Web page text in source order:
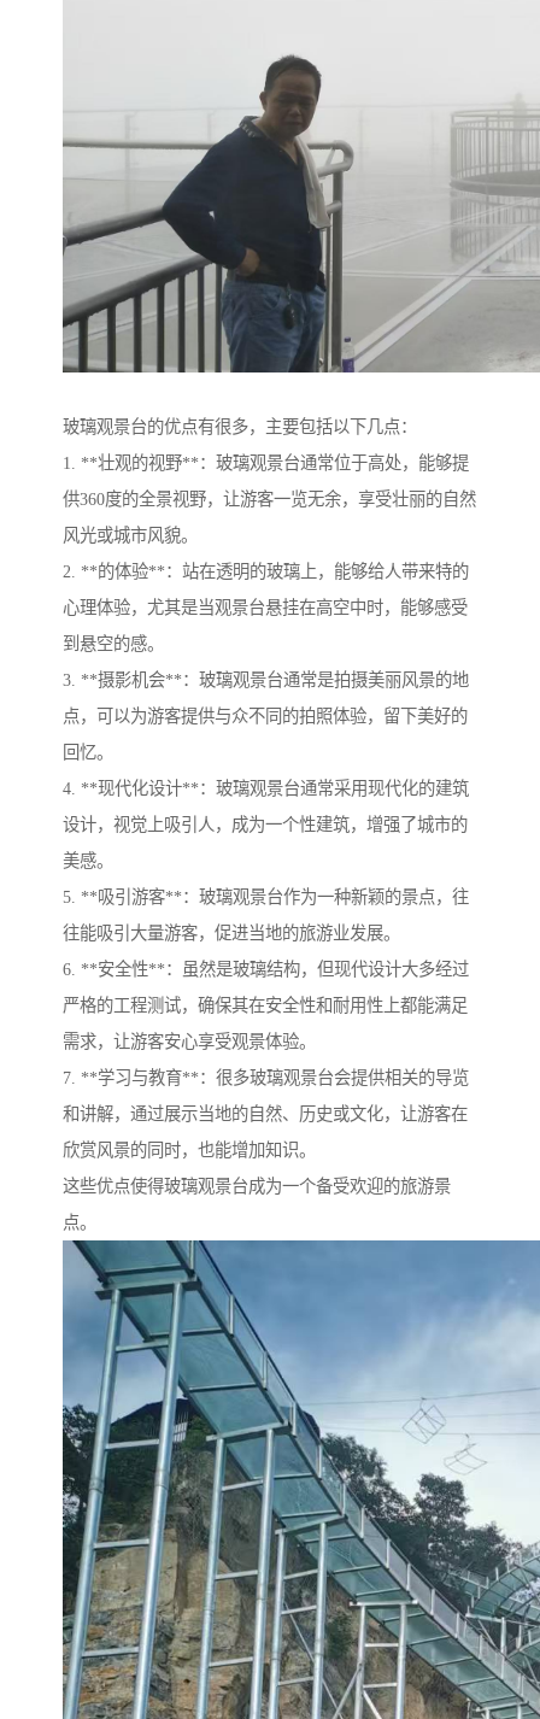
玻璃观景台的优点有很多，主要包括以下几点：
1. **壮观的视野**：玻璃观景台通常位于高处，能够提
供360度的全景视野，让游客一览无余，享受壮丽的自然
风光或城市风貌。
2. **的体验**：站在透明的玻璃上，能够给人带来特的
心理体验，尤其是当观景台悬挂在高空中时，能够感受
到悬空的感。
3. **摄影机会**：玻璃观景台通常是拍摄美丽风景的地
点，可以为游客提供与众不同的拍照体验，留下美好的
回忆。
4. **现代化设计**：玻璃观景台通常采用现代化的建筑
设计，视觉上吸引人，成为一个性建筑，增强了城市的
美感。
5. **吸引游客**：玻璃观景台作为一种新颖的景点，往
往能吸引大量游客，促进当地的旅游业发展。
6. **安全性**：虽然是玻璃结构，但现代设计大多经过
严格的工程测试，确保其在安全性和耐用性上都能满足
需求，让游客安心享受观景体验。
7. **学习与教育**：很多玻璃观景台会提供相关的导览
和讲解，通过展示当地的自然、历史或文化，让游客在
欣赏风景的同时，也能增加知识。
这些优点使得玻璃观景台成为一个备受欢迎的旅游景
点。